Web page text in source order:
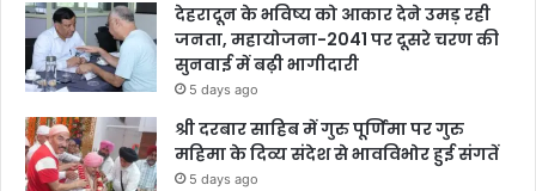
देहरादून के भविष्य को आकार देने उमड़ रही
जनता, महायोजना-2041 पर दूसरे चरण की
सुनवाई में बढ़ी भागीदारी
5 days ago
श्री दरबार साहिब में गुरु पूर्णिमा पर गुरु
महिमा के दिव्य संदेश से भावविभोर हुई संगतें
5 days ago